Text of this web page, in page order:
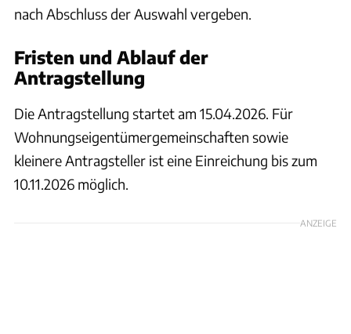
nach Abschluss der Auswahl vergeben.
Fristen und Ablauf der
Antragstellung
Die Antragstellung startet am 15.04.2026. Für
Wohnungseigentümergemeinschaften sowie
kleinere Antragsteller ist eine Einreichung bis zum
10.11.2026 möglich.
ANZEIGE